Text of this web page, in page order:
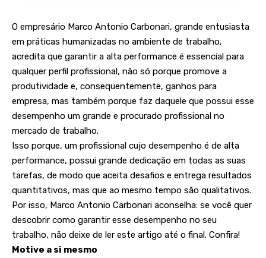
O empresário Marco Antonio Carbonari, grande entusiasta
em práticas humanizadas no ambiente de trabalho,
acredita que garantir a alta performance é essencial para
qualquer perfil profissional, não só porque promove a
produtividade e, consequentemente, ganhos para
empresa, mas também porque faz daquele que possui esse
desempenho um grande e procurado profissional no
mercado de trabalho.
Isso porque, um profissional cujo desempenho é de alta
performance, possui grande dedicação em todas as suas
tarefas, de modo que aceita desafios e entrega resultados
quantitativos, mas que ao mesmo tempo são qualitativos.
Por isso, Marco Antonio Carbonari aconselha: se você quer
descobrir como garantir esse desempenho no seu
trabalho, não deixe de ler este artigo até o final. Confira!
Motive a si mesmo